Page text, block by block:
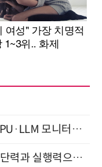
[올쇼TV] AI 시대의 옵저버빌리티: GPU·LLM 모니터링부터 AI 기반 장애 대응까지 (8/11 생방송)
“문서에 묻힌 지식을 꺼내, 회사의 판단력과 실행력으로 바꾸다” (8/20)